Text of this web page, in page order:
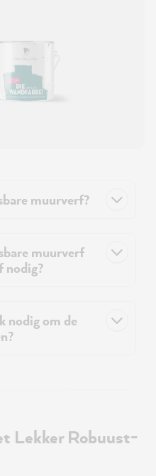
muurverf?
muurverf
nodig?
nodig om de
Lekker Robuust-